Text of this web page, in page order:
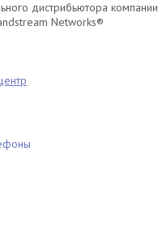
дистрибьютора компании
Networks®